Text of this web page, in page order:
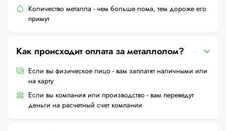
Количество металла - чем больше лома, тем дороже его
примут
Как происходит оплата за металлолом?
Если вы физическое лицо - вам заплатят наличными или
на карту
Если вы компания или производство - вам переведут
деньги на расчетный счет компании